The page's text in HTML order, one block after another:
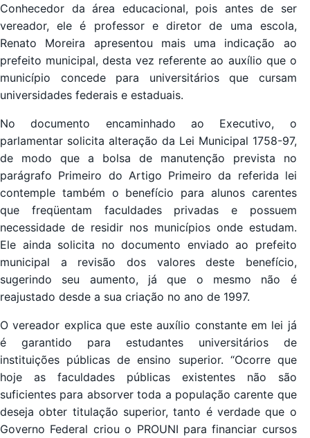
Conhecedor da área educacional, pois antes de ser
vereador, ele é professor e diretor de uma escola,
Renato Moreira apresentou mais uma indicação ao
prefeito municipal, desta vez referente ao auxílio que o
município concede para universitários que cursam
universidades federais e estaduais.
No documento encaminhado ao Executivo, o
parlamentar solicita alteração da Lei Municipal 1758-97,
de modo que a bolsa de manutenção prevista no
parágrafo Primeiro do Artigo Primeiro da referida lei
contemple também o benefício para alunos carentes
que freqüentam faculdades privadas e possuem
necessidade de residir nos municípios onde estudam.
Ele ainda solicita no documento enviado ao prefeito
municipal a revisão dos valores deste benefício,
sugerindo seu aumento, já que o mesmo não é
reajustado desde a sua criação no ano de 1997.
O vereador explica que este auxílio constante em lei já
é garantido para estudantes universitários de
instituições públicas de ensino superior. “Ocorre que
hoje as faculdades públicas existentes não são
suficientes para absorver toda a população carente que
deseja obter titulação superior, tanto é verdade que o
Governo Federal criou o PROUNI para financiar cursos